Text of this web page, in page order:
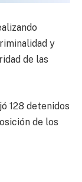
y
de las
128 detenidos
de los